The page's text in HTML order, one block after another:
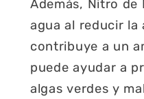
Además, Nitro de
agua al reducir la
contribuye a un
puede ayudar a
algas verdes y